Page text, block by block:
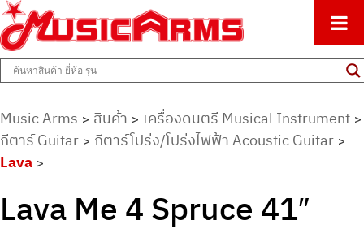
Music Arms
ศูนย์รวมครื่องดนตรีทุกชนิด ตั้งแต่เริ่มต้นถึงมืออาชีพ
Music Arms > สินค้า > เครื่องดนตรี Musical Instrument >
กีตาร์ Guitar > กีตาร์โปร่ง/โปร่งไฟฟ้า Acoustic Guitar >
Lava >
Lava Me 4 Spruce 41″